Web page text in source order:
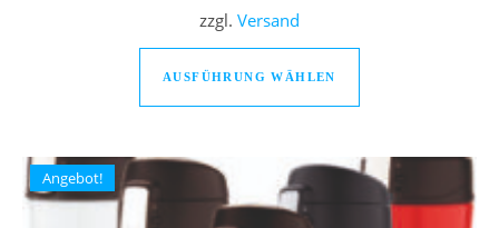
zzgl. Versand
AUSFÜHRUNG WÄHLEN
Dieses Produkt
Angebot!